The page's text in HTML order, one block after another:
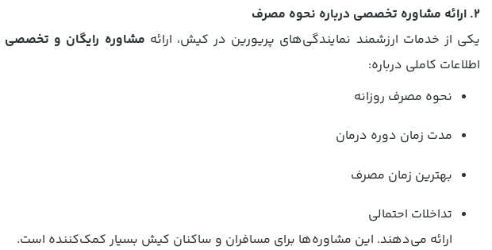
2. ارائه مشاوره تخصصی درباره نحوه مصرف
یکی از خدمات ارزشمند نمایندگی‌های پریورین در کیش، ارائه مشاوره رایگان و تخصصی
اطلاعات کاملی درباره:
نحوه مصرف روزانه
مدت زمان دوره درمان
بهترین زمان مصرف
تداخلات احتمالی
ارائه می‌دهند. این مشاوره‌ها برای مسافران و ساکنان کیش بسیار کمک‌کننده است.